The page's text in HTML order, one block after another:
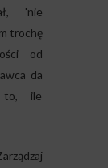
'nie
trochę
od
da
to, ile